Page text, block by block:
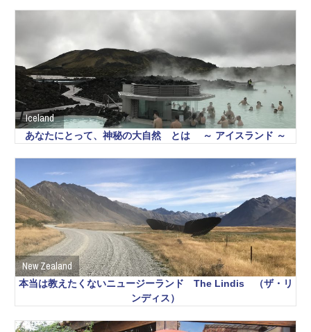
Iceland
あなたにとって、神秘の大自然 とは ～ アイスランド ～
New Zealand
本当は教えたくないニュージーランド The Lindis （ザ・リ
ンディス）